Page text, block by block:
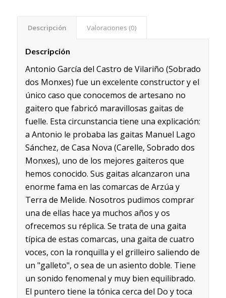
Descripción Valoraciones (0)
Descripción
Antonio García del Castro de Vilariño (Sobrado
dos Monxes) fue un excelente constructor y el
único caso que conocemos de artesano no
gaitero que fabricó maravillosas gaitas de
fuelle. Esta circunstancia tiene una explicación:
a Antonio le probaba las gaitas Manuel Lago
Sánchez, de Casa Nova (Carelle, Sobrado dos
Monxes), uno de los mejores gaiteros que
hemos conocido. Sus gaitas alcanzaron una
enorme fama en las comarcas de Arzúa y
Terra de Melide. Nosotros pudimos comprar
una de ellas hace ya muchos años y os
ofrecemos su réplica. Se trata de una gaita
típica de estas comarcas, una gaita de cuatro
voces, con la ronquilla y el grilleiro saliendo de
un "galleto", o sea de un asiento doble. Tiene
un sonido fenomenal y muy bien equilibrado.
El puntero tiene la tónica cerca del Do y toca